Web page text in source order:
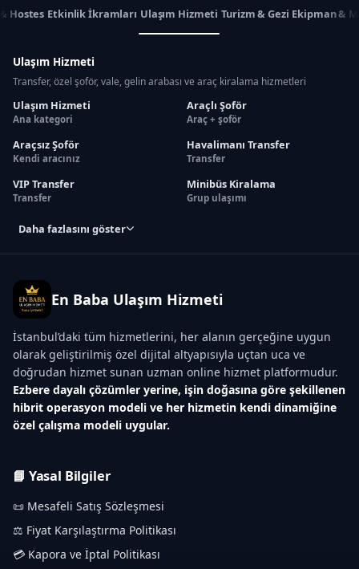
Hostes Etkinlik İkramları Ulaşım Hizmeti Turizm & Gezi Ekipman &
Ulaşım Hizmeti
Transfer, özel şoför, vale, gelin arabası ve araç kiralama hizmetleri
Ulaşım Hizmeti
Ana kategori
Araçlı Şoför
Araç + şoför
Araçsız Şoför
Kendi aracınız
Havalimanı Transfer
Transfer
VIP Transfer
Transfer
Minibüs Kiralama
Grup ulaşımı
Daha fazlasını göster
En Baba Ulaşım Hizmeti
İstanbul’daki tüm hizmetlerini, her alanın gerçeğine uygun
olarak geliştirilmiş özel dijital altyapısıyla uçtan uca ve
doğrudan hizmet sunan uzman online hizmet platformudur.
Ezbere dayalı çözümler yerine, işin doğasına göre şekillenen
hibrit operasyon modeli ve her hizmetin kendi dinamiğine
özel çalışma modeli uygular.
📘 Yasal Bilgiler
📜 Mesafeli Satış Sözleşmesi
⚖️ Fiyat Karşılaştırma Politikası
💳 Kapora ve İptal Politikası